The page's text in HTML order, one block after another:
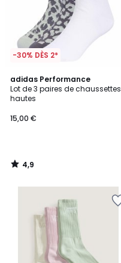
-30% DÈS 2*
adidas Performance
Lot de 3 paires de chaussettes
hautes
15,00 €
4,9
/ 5
4,9
/